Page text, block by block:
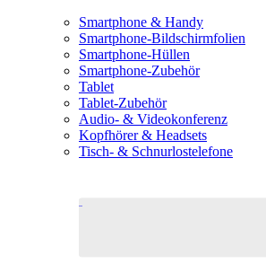
Smartphone & Handy
Smartphone-Bildschirmfolien
Smartphone-Hüllen
Smartphone-Zubehör
Tablet
Tablet-Zubehör
Audio- & Videokonferenz
Kopfhörer & Headsets
Tisch- & Schnurlostelefone